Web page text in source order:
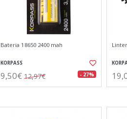
Bateria 18650 2400 mah
KORPASS
9,50€ 12,97€ - 27%